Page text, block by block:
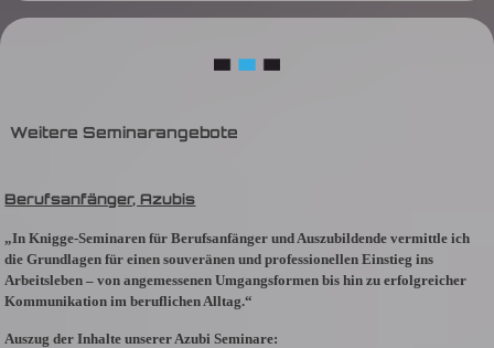
Weitere Seminarangebote
Berufsanfänger, Azubis
„In Knigge-Seminaren für Berufsanfänger und Auszubildende vermittle ich
die Grundlagen für einen souveränen und professionellen Einstieg ins
Arbeitsleben – von angemessenen Umgangsformen bis hin zu erfolgreicher
Kommunikation im beruflichen Alltag.“
Auszug der Inhalte unserer Azubi Seminare: